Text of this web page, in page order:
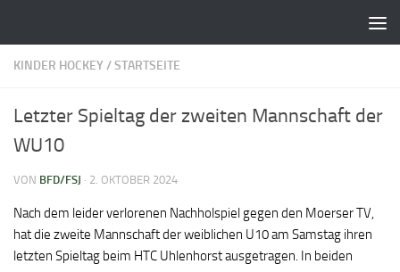
KINDER HOCKEY/STARTSEITE
Letzter Spieltag der zweiten Mannschaft der
WU10
VON BFD/FSJ · 2. OKTOBER 2024
Nach dem leider verlorenen Nachholspiel gegen den Moerser TV,
hat die zweite Mannschaft der weiblichen U10 am Samstag ihren
letzten Spieltag beim HTC Uhlenhorst ausgetragen. In beiden